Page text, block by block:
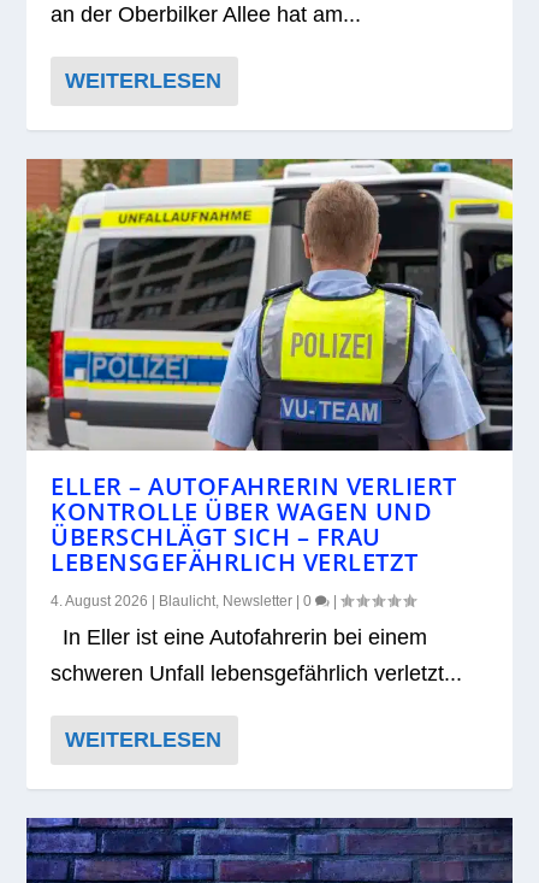
an der Ober­bil­ker Allee hat am...
WEITERLESEN
ELLER – AUTOFAHRERIN VERLIERT
KONTROLLE ÜBER WAGEN UND
ÜBERSCHLÄGT SICH – FRAU
LEBENSGEFÄHRLICH VERLETZT
4. August 2026 | Blaulicht Newsletter |0 |
In Eller ist eine Auto­fah­re­rin bei einem
schwe­ren Unfall lebens­ge­fähr­lich ver­letzt...
WEITERLESEN